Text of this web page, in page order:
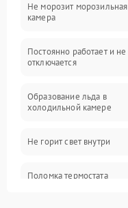
Дренаж
Не морозит морозильная
камера
Постоянно работает и не
отключается
Образование льда в
холодильной камере
Не горит свет внутри
Поломка термостата